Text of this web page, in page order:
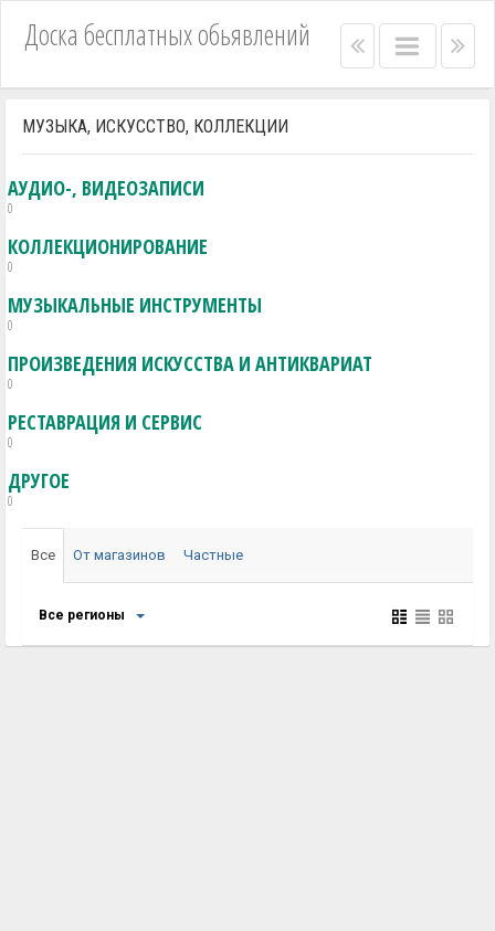
Доска бесплатных обьявлений Left
bar
Main
menu
Right
menu
bar
МУЗЫКА, ИСКУССТВО, КОЛЛЕКЦИИ
АУДИО-, ВИДЕОЗАПИСИ
0
КОЛЛЕКЦИОНИРОВАНИЕ
0
МУЗЫКАЛЬНЫЕ ИНСТРУМЕНТЫ
0
ПРОИЗВЕДЕНИЯ ИСКУССТВА И АНТИКВАРИАТ
0
РЕСТАВРАЦИЯ И СЕРВИС
0
ДРУГОЕ
0
Все От магазинов Частные
Все регионы